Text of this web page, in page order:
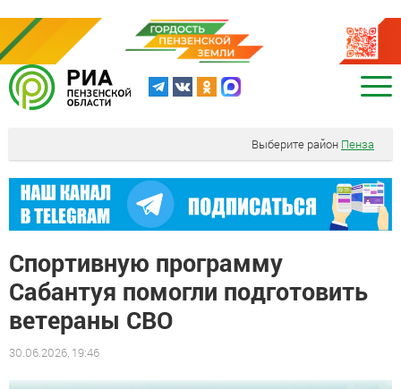
Выберите район Пенза
Спортивную программу
Сабантуя помогли подготовить
ветераны СВО
30.06.2026, 19:46